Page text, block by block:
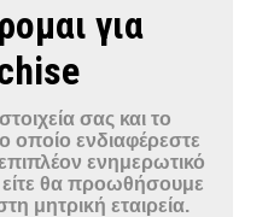
για
σας και το
οποίο ενδιαφέρεστε
ενημερωτικό
είτε θα προωθήσουμε
μητρική εταιρεία.